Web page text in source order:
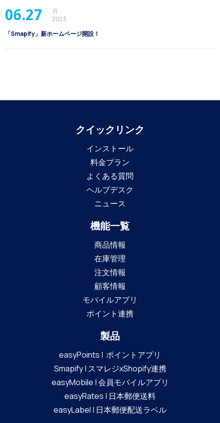
06.27
月
2023
「Smapify」新ホームページ開設！
クイックリンク
インストール
料金プラン
よくある質問
ヘルプデスク
ニュース
機能一覧
商品情報
在庫管理
注文情報
顧客情報
モバイルアプリ
ポイント連携
製品
easyPoints | ポイントアプリ
Smapify | スマレジxShopify連携
easyMobile | 会員モバイルアプリ
easyRates | 日本郵便送料
easyLabel | 日本郵便配送ラベル